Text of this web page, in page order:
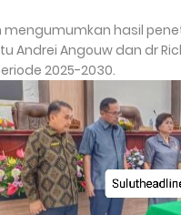
hasil
Andrei Angouw dan dr
2025-2030.